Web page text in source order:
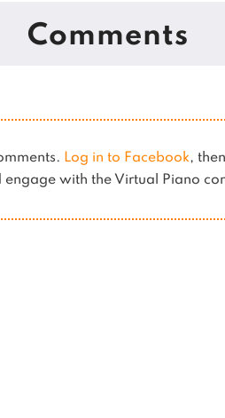
Comments
Log in to Facebook,
engage with the Virtual Piano